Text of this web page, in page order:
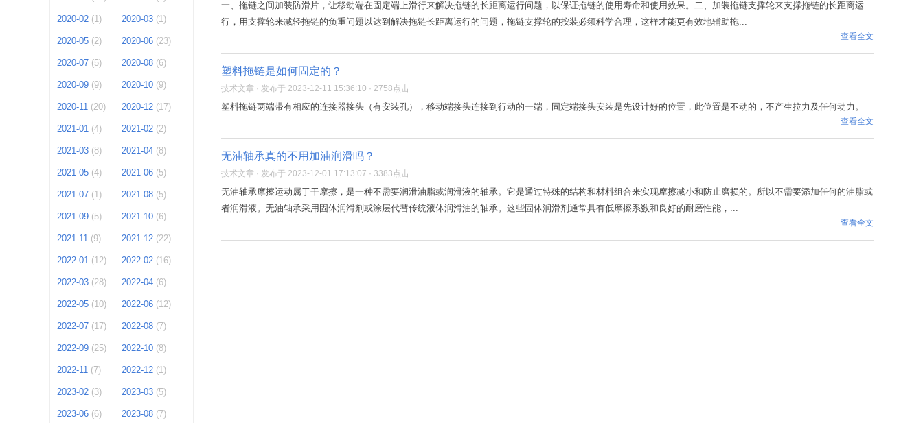
2020-02 (1) 2020-03 (1)
2020-05 (2) 2020-06 (23)
2020-07 (5) 2020-08 (6)
2020-09 (9) 2020-10 (9)
2020-11 (20) 2020-12 (17)
2021-01 (4) 2021-02 (2)
2021-03 (8) 2021-04 (8)
2021-05 (4) 2021-06 (5)
2021-07 (1) 2021-08 (5)
2021-09 (5) 2021-10 (6)
2021-11 (9) 2021-12 (22)
2022-01 (12) 2022-02 (16)
2022-03 (28) 2022-04 (6)
2022-05 (10) 2022-06 (12)
2022-07 (17) 2022-08 (7)
2022-09 (25) 2022-10 (8)
2022-11 (7) 2022-12 (1)
2023-02 (3) 2023-03 (5)
2023-06 (6) 2023-08 (7)
一、拖链之间加装防滑片，让移动端在固定端上滑行来解决拖链的长距离运行问题，以保证拖链的使用寿命和使用效果。二、加装拖链支撑轮来支撑拖链的长距离运
行，用支撑轮来减轻拖链的负重问题以达到解决拖链长距离运行的问题，拖链支撑轮的按装必须科学合理，这样才能更有效地辅助拖...
查看全文
塑料拖链是如何固定的？
技术文章 · 发布于 2023-12-11 15:36:10 · 2758点击
塑料拖链两端带有相应的连接器接头（有安装孔），移动端接头连接到行动的一端，固定端接头安装是先设计好的位置，此位置是不动的，不产生拉力及任何动力。
查看全文
无油轴承真的不用加油润滑吗？
技术文章 · 发布于 2023-12-01 17:13:07 · 3383点击
无油轴承摩擦运动属于干摩擦，是一种不需要润滑油脂或润滑液的轴承。它是通过特殊的结构和材料组合来实现摩擦减小和防止磨损的。所以不需要添加任何的油脂或
者润滑液。无油轴承采用固体润滑剂或涂层代替传统液体润滑油的轴承。这些固体润滑剂通常具有低摩擦系数和良好的耐磨性能，...
查看全文